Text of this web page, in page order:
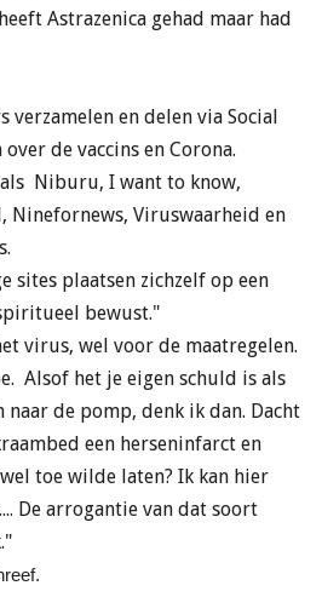
Astrazenica gehad maar had
verzamelen en delen via Social
de vaccins en Corona.
Niburu, I want to know,
Ninefornews, Viruswaarheid en
sites plaatsen zichzelf op een
bewust."
virus, wel voor de maatregelen.
Alsof het je eigen schuld is als
de pomp, denk ik dan. Dacht
een herseninfarct en
toe wilde laten? Ik kan hier
De arrogantie van dat soort